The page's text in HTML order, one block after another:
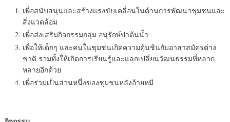
เพื่อสนับสนุนและสร้างแรงขับเคลื่อนในด้านการพัฒนาชุมชนและ
สิ่งแวดล้อม
เพื่อส่งเสริมกิจกรรมกลุ่ม อนุรักษ์ป่าต้นน้ำ
เพื่อให้เด็กๆ และคนในชุมชนเกิดความคุ้นชินกับอาสาสมัครต่าง
ชาติ รวมทั้งให้เกิดการเรียนรู้และแลกเปลี่ยนวัฒนธรรมที่หลาก
หลายอีกด้วย
เพื่อร่วมเป็นส่วนหนึ่งของชุมชนหลังอ้ายหมี